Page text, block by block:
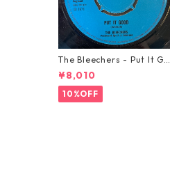
The Bleechers - Put It Go
od 【7-21637】
¥8,010
10%OFF